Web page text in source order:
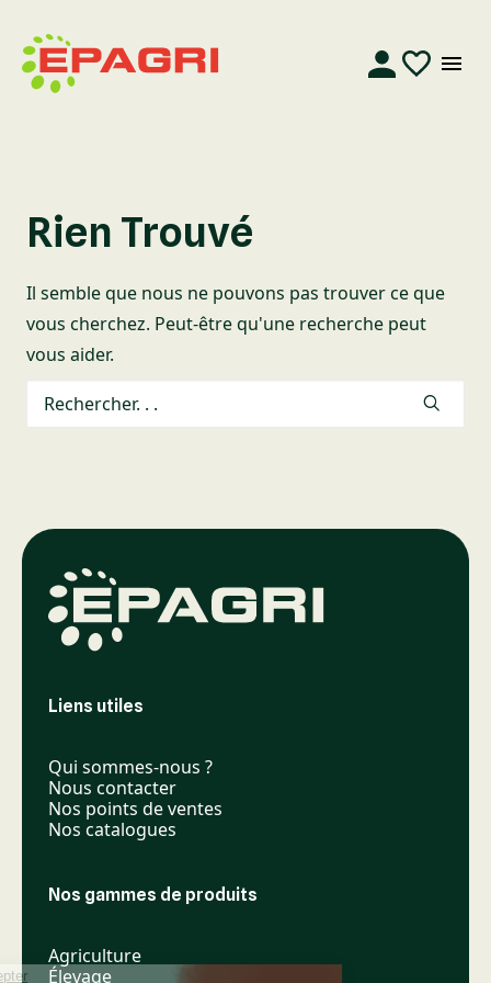
Rien Trouvé
Il semble que nous ne pouvons pas trouver ce que
vous cherchez. Peut-être qu'une recherche peut
vous aider.
Liens utiles
Qui sommes-nous ?
Nous contacter
Nos points de ventes
Nos catalogues
Nos gammes de produits
Agriculture
Élevage